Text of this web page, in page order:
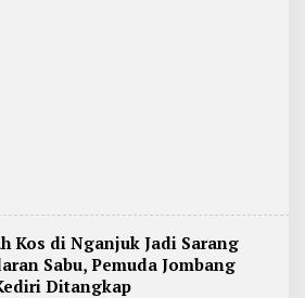
Kos di Nganjuk Jadi Sarang
Sabu, Pemuda Jombang
Ditangkap